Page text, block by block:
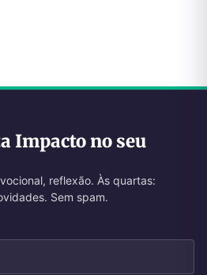
Impacto no seu
reflexão. Às quartas:
Sem spam.